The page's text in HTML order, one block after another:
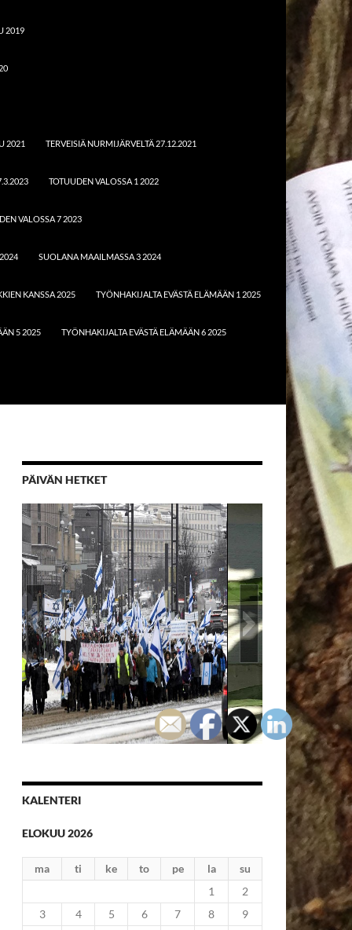
2019
2021 TERVEISIÄ NURMIJÄRVELTÄ 27.12.2021
TOTUUDEN VALOSSA 1 2022
VALOSSA 7 2023
SUOLANA MAAILMASSA 3 2024
KANSSA 2025 TYÖNHAKIJALTA EVÄSTÄ ELÄMÄÄN 1 2025
5 2025 TYÖNHAKIJALTA EVÄSTÄ ELÄMÄÄN 6 2025
PÄIVÄN HETKET
Jerusalemin jakamista!_1
KALENTERI
ELOKUU 2026
ma ti ke to pe la
su
1
2
3
4 5 6 7 8
9